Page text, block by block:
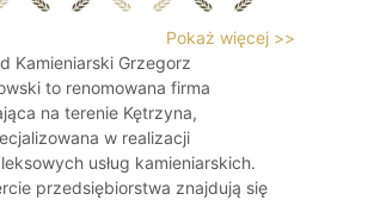
Pokaż więcej >>
Kamieniarski Grzegorz
to renomowana firma
na terenie Kętrzyna,
w realizacji
usług kamieniarskich.
przedsiębiorstwa znajdują się